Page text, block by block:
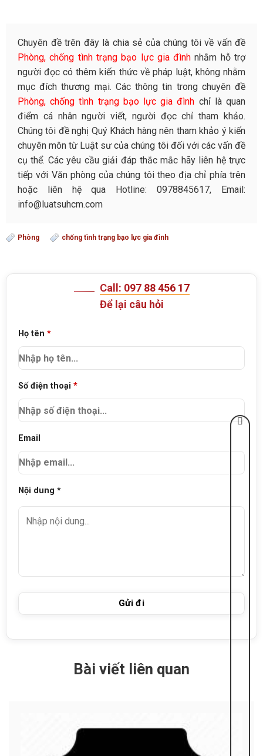
Chuyên đề trên đây là chia sẻ của chúng tôi về vấn đề
Phòng, chống tình trạng bạo lực gia đìnhnhằm hỗ trợ
người đọc có thêm kiến thức về pháp luật, không nhằm
mục đích thương mại. Các thông tin trong chuyên đề
Phòng, chống tình trạng bạo lực gia đình chỉ là quan
điểm cá nhân người viết, người đọc chỉ tham khảo.
Chúng tôi đề nghị Quý Khách hàng nên tham khảo ý kiến
chuyên môn từ Luật sư của chúng tôi đối với các vấn đề
cụ thể. Các yêu cầu giải đáp thắc mắc hãy liên hệ trực
tiếp với Văn phòng của chúng tôi theo địa chỉ phía trên
hoặc liên hệ qua Hotline: 0978845617, Email:
info@luatsuhcm.com
Phòng chống tình trạng bạo lực gia đình
Call: 097 88 456 17
Để lại câu hỏi
Họ tên *
Số điện thoại *
Email
Nội dung *
Bài viết liên quan